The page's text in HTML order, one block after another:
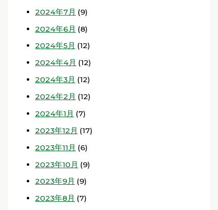
2024年7月 (9)
2024年6月 (8)
2024年5月 (12)
2024年4月 (12)
2024年3月 (12)
2024年2月 (12)
2024年1月 (7)
2023年12月 (17)
2023年11月 (6)
2023年10月 (9)
2023年9月 (9)
2023年8月 (7)